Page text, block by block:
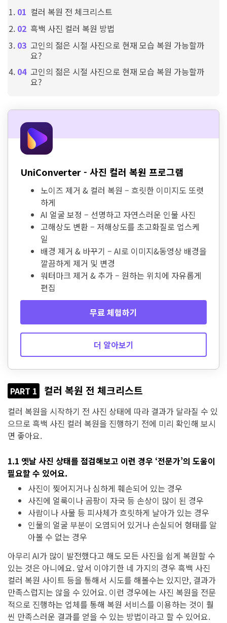
컬러 복원 전 체크리스트
흑백 사진 컬러 복원 방법
고인의 젊은 시절 사진으로 현재 모습 복원 가능할까
요?
고인의 젊은 시절 사진으로 현재 모습 복원 가능할까
요?
UniConverter - 사진 컬러 복원 프로그램
노이즈 제거 & 컬러 복원 – 흐릿한 이미지도 또렷
하게
AI 얼굴 보정 – 선명하고 자연스러운 인물 사진
고해상도 변환 – 저해상도를 초고화질로 업스케
일
배경 제거 & 바꾸기 – AI로 이미지&동영상 배경을
깔끔하게 제거 및 변경
워터마크 제거 & 추가 – 원하는 위치에 자유롭게
편집
무료 체험하기
더 알아보기
PART 1 컬러 복원 전 체크리스트
컬러 복원을 시작하기 전 사진 상태에 따라 결과가 달라질 수 있
으므로 흑백 사진 컬러 복원을 진행하기 전에 미리 확인해 보시
면 좋아요.
1.1 옛날 사진 상태를 점검해보고 이런 경우 ‘전문가’의 도움이
필요할 수 있어요.
사진이 찢어지거나 심하게 훼손되어 있는 경우
사진에 얼룩이나 곰팡이 자국 등 손상이 많이 된 경우
사람이나 사물 등 피사체가 흐릿하게 날아가 있는 경우
인물의 얼굴 부분이 오염되어 있거나 손실되어 형태를 알
아볼 수 없는 경우
아무리 AI가 많이 발전했다고 해도 모든 사진을 쉽게 복원할 수
있는 것은 아니에요. 앞서 이야기한 네 가지의 경우 흑백 사진
컬러 복원 사이트 등을 통해서 시도를 해볼수는 있지만, 결과가
만족스럽지는 않을 수 있어요. 이런 경우에는 사진 복원을 전문
적으로 진행하는 업체를 통해 복원 서비스를 이용하는 것이 훨
씬 만족스러운 결과를 얻을 수 있는 방법이라고 할 수 있어요.